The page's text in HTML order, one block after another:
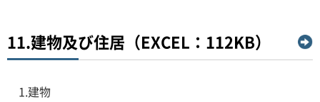
11.建物及び住居（EXCEL：112KB）
1.建物